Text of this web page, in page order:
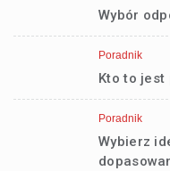
Wybór
Poradnik
Kto to jest
Poradnik
Wybierz